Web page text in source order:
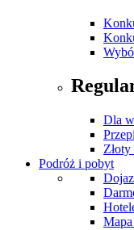
Dla
Podróż i pobyt